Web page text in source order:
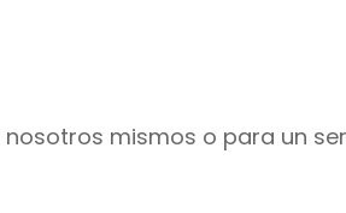
mismos o para un